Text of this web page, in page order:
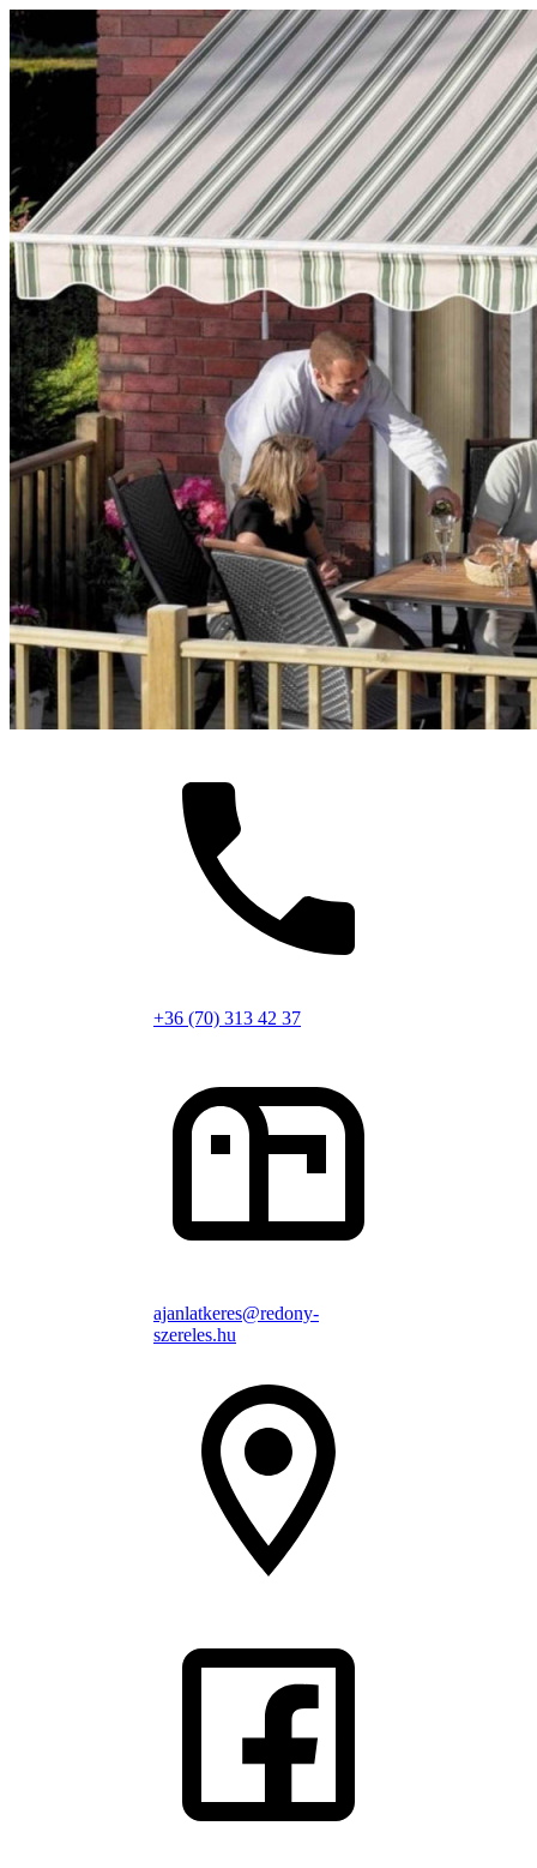
+36 (70) 313 42 37
ajanlatkeres@redony-
szereles.hu